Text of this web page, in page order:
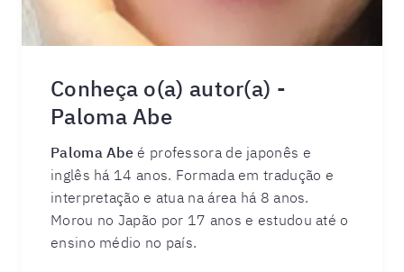
Conheça o(a) autor(a) -
Paloma Abe
Paloma Abe é professora de japonês e
inglês há 14 anos. Formada em tradução e
interpretação e atua na área há 8 anos.
Morou no Japão por 17 anos e estudou até o
ensino médio no país.